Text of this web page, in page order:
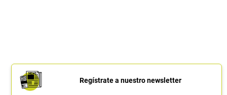
Regístrate a nuestro newsletter